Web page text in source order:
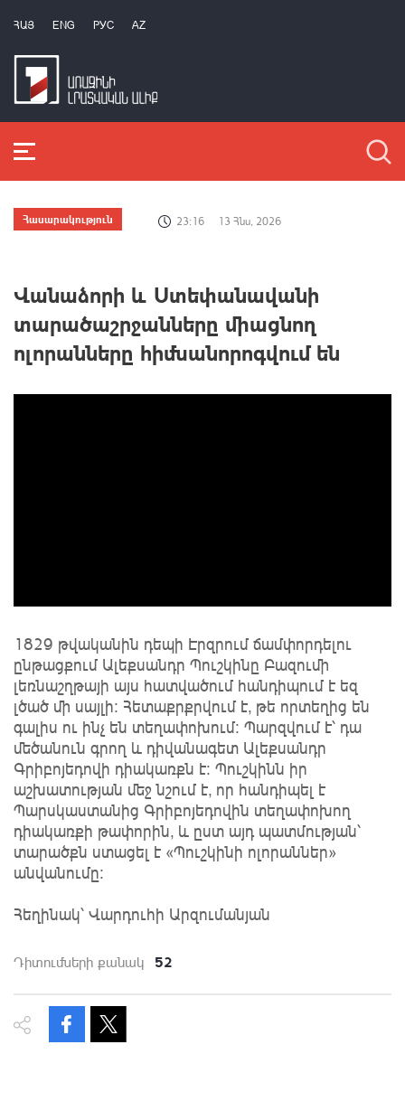
ՀԱՅ ENG РУС AZ
Հասարակություն 23:16 13 Հնս, 2026
Վանաձորի և Ստեփանավանի
տարածաշրջանները միացնող
ոլորանները հիմնանորոգվում են
1829 թվականին դեպի Էրզրում ճամփորդելու
ընթացքում Ալեքսանդր Պուշկինը Բազումի
լեռնաշղթայի այս հատվածում հանդիպում է եզ
լծած մի սայլի։ Հետաքրքրվում է, թե որտեղից են
գալիս ու ինչ են տեղափոխում։ Պարզվում է՝ դա
մեծանուն գրող և դիվանագետ Ալեքսանդր
Գրիբոյեդովի դիակառքն է։ Պուշկինն իր
աշխատության մեջ նշում է, որ հանդիպել է
Պարսկաստանից Գրիբոյեդովին տեղափոխող
դիակառքի թափորին, և ըստ այդ պատմության՝
տարածքն ստացել է «Պուշկինի ոլորաններ»
անվանումը:
Հեղինակ՝ Վարդուհի Արզումանյան
Դիտումների քանակ 52